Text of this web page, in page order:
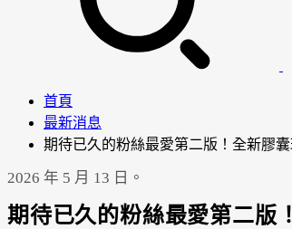
首頁
最新消息
期待已久的粉絲最愛第二版！全新膠囊
2026 年 5 月 13 日。
期待已久的粉絲最愛第二版